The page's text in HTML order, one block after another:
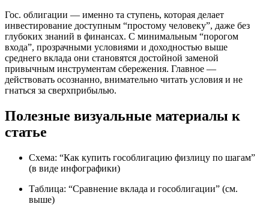
Гос. облигации — именно та ступень, которая делает
инвестирование доступным “простому человеку”, даже без
глубоких знаний в финансах. С минимальным “порогом
входа”, прозрачными условиями и доходностью выше
среднего вклада они становятся достойной заменой
привычным инструментам сбережения. Главное —
действовать осознанно, внимательно читать условия и не
гнаться за сверхприбылью.
Полезные визуальные материалы к
статье
Схема: “Как купить гособлигацию физлицу по шагам”
(в виде инфографики)
Таблица: “Сравнение вклада и гособлигации” (см.
выше)